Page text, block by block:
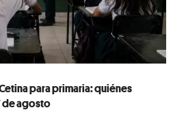
para primaria: quiénes
de agosto